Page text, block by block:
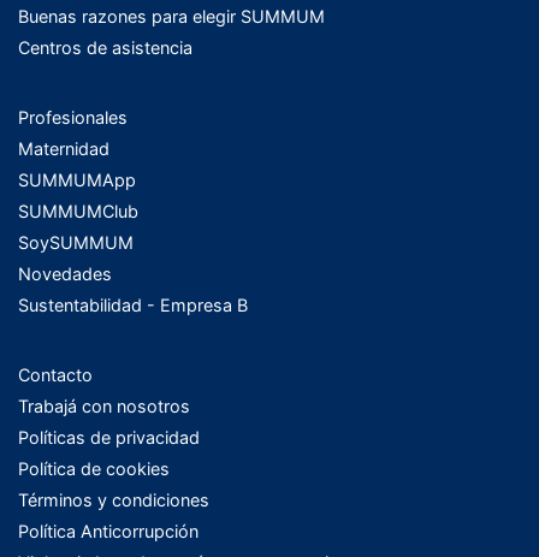
Buenas razones para elegir SUMMUM
Centros de asistencia
Profesionales
Maternidad
SUMMUMApp
SUMMUMClub
SoySUMMUM
Novedades
Sustentabilidad - Empresa B
Contacto
Trabajá con nosotros
Políticas de privacidad
Política de cookies
Términos y condiciones
Política Anticorrupción